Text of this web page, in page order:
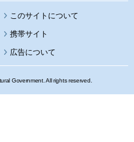
このサイトについて
携帯サイト
広告について
Government. All rights reserved.